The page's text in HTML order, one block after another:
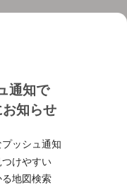
通知で
知らせ
ッシュ通知
けやすい
地図検索
利用規約
採用情報